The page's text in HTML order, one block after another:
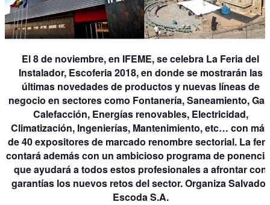
El 8 de noviembre, en IFEME, se celebra La Feria del
Instalador, Escoferia 2018, en donde se mostrarán las
últimas novedades de productos y nuevas líneas de
negocio en sectores como Fontanería, Saneamiento,
Calefacción, Energías renovables, Electricidad,
Climatización, Ingenierías, Mantenimiento, etc… con más
de 40 expositores de marcado renombre sectorial. La
contará además con un ambicioso programa de
que ayudará a todos estos profesionales a afrontar con
garantías los nuevos retos del sector. Organiza Salvador
Escoda S.A.